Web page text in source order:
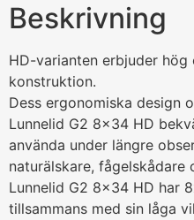
Beskrivning
HD-varianten erbjuder
konstruktion.
Dess ergonomiska design
Lunnelid G2 8×34 HD
använda under längre
naturälskare, fågelskådare
Lunnelid G2 8×34 HD har
tillsammans med sin låga